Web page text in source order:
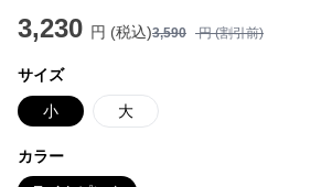
3,230 円 (税込)3,590 円 (割引前)
サイズ
小 大
カラー